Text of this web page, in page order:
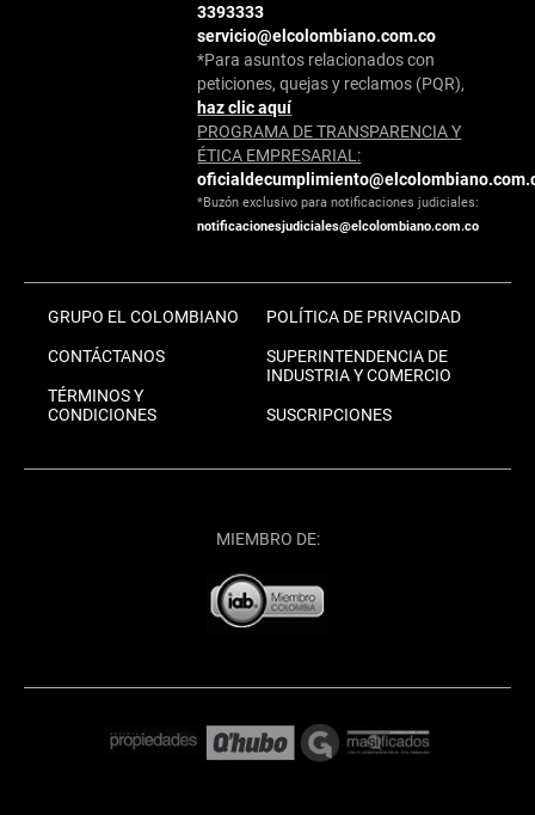
3393333
servicio@elcolombiano.com.co
*Para asuntos relacionados con
peticiones, quejas y reclamos (PQR),
haz clic aquí
PROGRAMA DE TRANSPARENCIA Y
ÉTICA EMPRESARIAL:
*Buzón exclusivo para notificaciones judiciales:
notificacionesjudiciales@elcolombiano.com.co
GRUPO EL COLOMBIANO
CONTÁCTANOS
TÉRMINOS Y
CONDICIONES
POLÍTICA DE PRIVACIDAD
SUPERINTENDENCIA DE
INDUSTRIA Y COMERCIO
SUSCRIPCIONES
MIEMBRO DE: